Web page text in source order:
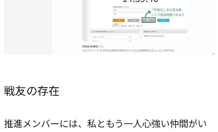
戦友の存在
推進メンバーには、私ともう一人心強い仲間がい